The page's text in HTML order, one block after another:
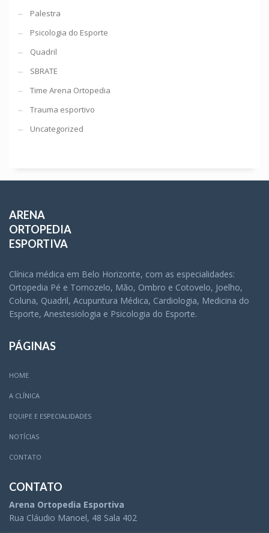
Palestra
Psicologia do Esporte
Quadril
SBRATE
Time Arena Ortopedia
Trauma esportivo
Uncategorized
ARENA
ORTOPEDIA
ESPORTIVA
Clínica médica em Belo Horizonte, com as especialidades:
Ortopedia Pé e Tornozelo, Mão, Ombro e Cotovelo, Joelho,
Coluna, Quadril, Acupuntura Médica, Cardiologia, Medicina do
Esporte, Anestesiologia e Psicologia do Esporte.
PÁGINAS
HOME
A CLÍNICA
EQUIPE E ESPECIALIDADES
NOTÍCIAS
CONTATO
CONTATO
Arena Ortopedia Esportiva
Rua Cláudio Manoel, 48 Sala 402